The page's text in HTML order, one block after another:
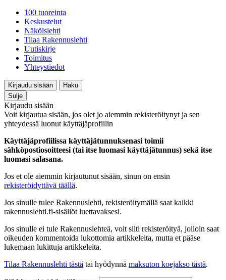
100 tuoreinta
Keskustelut
Näköislehti
Tilaa Rakennuslehti
Uutiskirje
Toimitus
Yhteystiedot
Kirjaudu sisään
Haku
Sulje
Kirjaudu sisään
Voit kirjautua sisään, jos olet jo aiemmin rekisteröitynyt ja sen
yhteydessä luonut käyttäjäprofiilin
Käyttäjäprofiilissa käyttäjätunnuksenasi toimii
sähköpostiosoitteesi (tai itse luomasi käyttäjätunnus) sekä itse
luomasi salasana.
Jos et ole aiemmin kirjautunut sisään, sinun on ensin
rekisteröidyttävä täällä.
Jos sinulle tulee Rakennuslehti, rekisteröitymällä saat kaikki
rakennuslehti.fi-sisällöt luettavaksesi.
Jos sinulle ei tule Rakennuslehteä, voit silti rekisteröityä, jolloin saat
oikeuden kommentoida lukottomia artikkeleita, mutta et pääse
lukemaan lukittuja artikkeleita.
Tilaa Rakennuslehti tästä tai hyödynnä maksuton koejakso tästä.